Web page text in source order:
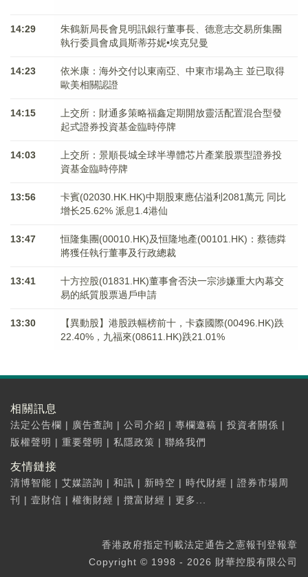
14:29
朱鶴新局長會見明訊銀行董事長、德意志交易所集團
執行委員會成員斯蒂芬妮•埃克兒曼
14:23
依米康：海外交付以東南亞、中東市場為主 並已取得
歐美相關認證
14:15
上交所：財通多策略福鑫定期開放靈活配置混合型發
起式證券投資基金臨時停牌
14:03
上交所：景順長城全球半導體芯片產業股票型證券投
資基金臨時停牌
13:56
卡賓(02030.HK.HK)中期股東應佔溢利2081萬元 同比
增长25.62% 派息1.4港仙
13:47
恒隆集團(00010.HK)及恒隆地產(00101.HK)：蔡德粦
將獲任執行董事及行政總裁
13:41
十方控股(01831.HK)董事會否決一宗涉嫌重大內幕交
易的紙質股票過戶申請
13:30
【異動股】港股跌幅榜前十，卡森國際(00496.HK)跌
22.40%，九福來(08611.HK)跌21.01%
相關訊息
法定公告欄 | 廣告查詢 | 公司介紹 | 專欄邀稿 | 投資者關係 |
版權聲明 | 重要聲明 | 私隱政策 | 聯絡我們
友情鏈接
清博智能 | 艾媒諮詢 | 和訊 | 新時空 | 時代財經 | 證券市場周
刊
| 壹財信 | 權衡財經 | 攬富財經 | 更多...
香港政府指定刊載法定通告之憲報刊登報章
Copyright © 1998 - 2026 財華控股有限公司